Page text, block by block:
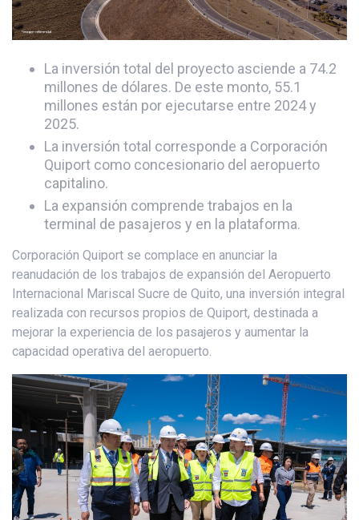
La inversión total del proyecto asciende a 74.2
millones de dólares. De este monto, 55.1
millones están por ejecutarse entre 2024 y
2025.
La inversión total corresponde a Corporación
Quiport como concesionario del aeropuerto
capitalino.
La expansión comprende trabajos en la
terminal de pasajeros y en la plataforma.
Corporación Quiport se complace en anunciar la
reanudación de los trabajos de expansión del Aeropuerto
Internacional Mariscal Sucre de Quito, una inversión integral
realizada con recursos propios de Quiport, destinada a
mejorar la experiencia de los pasajeros y aumentar la
capacidad operativa del aeropuerto.